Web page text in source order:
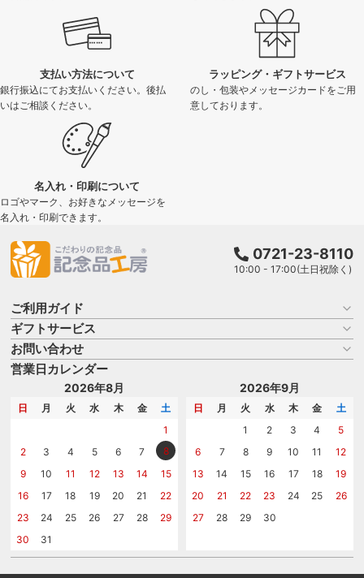
支払い方法について
銀行振込にてお支払いください。後払
いはご相談ください。
ラッピング・ギフトサービス
のし・包装やメッセージカードをご用
意しております。
名入れ・印刷について
ロゴやマーク、お好きなメッセージを
名入れ・印刷できます。
0721-23-8110
10:00 - 17:00(土日祝除く)
ご利用ガイド
お買い物ガイド
よくある質問
はじめての記念品選び
記念品工房の使い方
ギフトサービス
名入れについて
のし
メッセージカード
お問い合わせ
商品選びを相談する
名入れについて相談する
カタログを請求する
営業日カレンダー
2026年8月
日 月 火 水 木 金
土
1
2
3 4 5 6 7
8
9
10 11 12 13 14
15
16
17 18 19 20 21
22
23
24 25 26 27 28
29
30
31
2026年9月
日 月 火 水 木 金
土
1
2 3 4
5
6
7 8 9 10 11
12
13
14 15 16 17 18
19
20
21 22 23 24 25
26
27
28 29 30